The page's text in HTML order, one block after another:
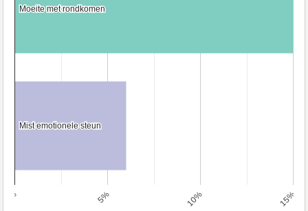
0% 5% 10% 15%
Moeite met rondkomen
Moeite met rondkomen
Mist emotionele steun
Mist emotionele steun